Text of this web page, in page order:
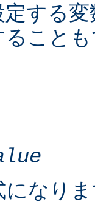
する
こと
になり